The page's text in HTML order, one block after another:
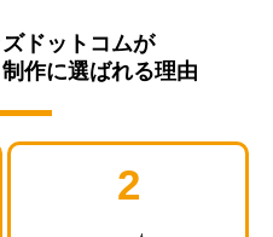
ドットコムが
作に選ばれる理由
2